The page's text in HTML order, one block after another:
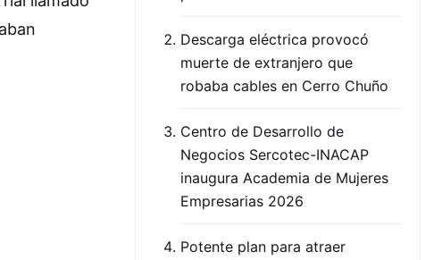
Descarga eléctrica provocó
muerte de extranjero que
robaba cables en Cerro Chuño
Centro de Desarrollo de
Negocios Sercotec-INACAP
inaugura Academia de Mujeres
Empresarias 2026
Potente plan para atraer